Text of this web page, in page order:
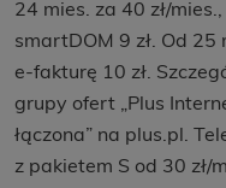
24 mies. za 40 zł/
smartDOM 9 zł. Od 25
e-fakturę 10 zł.
grupy ofert „Plus
łączona” na plus.pl.
z pakietem S od 30 zł/